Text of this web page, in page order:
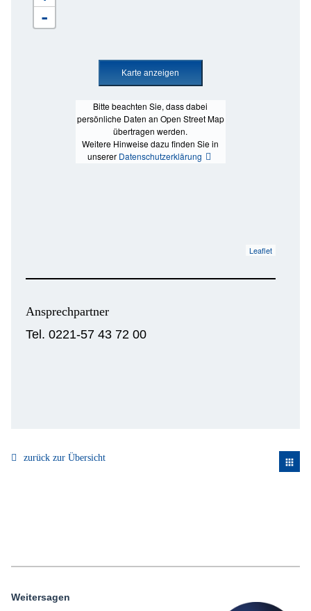
Bitte beachten Sie, dass dabei
persönliche Daten an Open Street Map
übertragen werden.
Weitere Hinweise dazu finden Sie in
unserer Datenschutzerklärung
-
Leaflet
Ansprechpartner
Tel. 0221-57 43 72 00
zurück zur Übersicht apps
Weitersagen